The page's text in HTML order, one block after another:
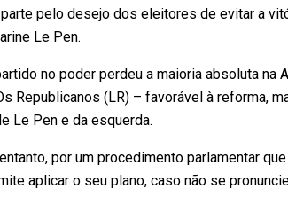
pelo desejo dos eleitores de evitar a
Le Pen.
no poder perdeu a maioria absoluta na
Republicanos (LR) – favorável à reforma,
Le Pen e da esquerda.
por um procedimento parlamentar
aplicar o seu plano, caso não se